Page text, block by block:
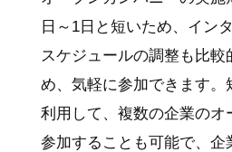
日～1日と短いため、イン
スケジュールの調整も比較
め、気軽に参加できます。
利用して、複数の企業のオ
参加することも可能で、企